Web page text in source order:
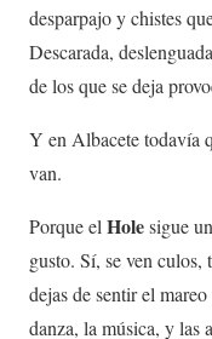
desparpajo y chistes
Descarada,
de los que se deja
Y en Albacete todavía
van.
Porque elHolesigue
gusto. Sí, se ven culos,
dejas de sentir el
danza, la música, y las